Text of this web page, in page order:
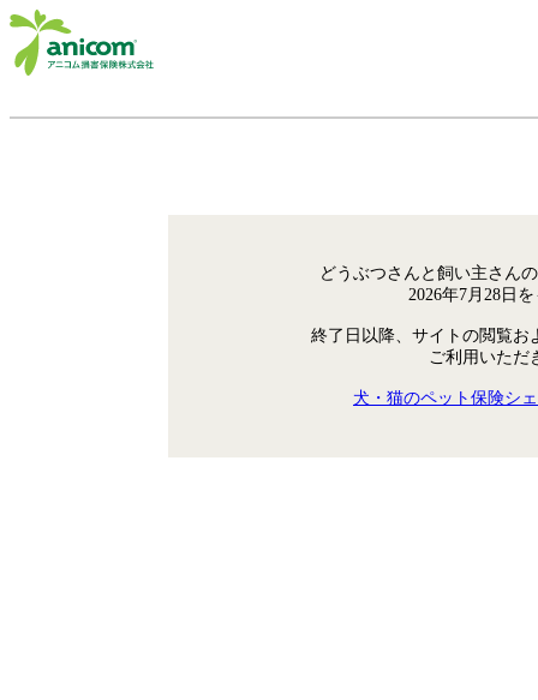
どうぶつさんと飼い主さん
2026年7月28日
終了日以降、サイトの閲覧お
ご利用いただ
犬・猫のペット保険シ